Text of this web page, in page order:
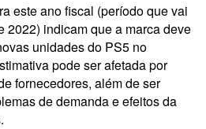
este ano fiscal (período que vai
2022) indicam que a marca deve
unidades do PS5 no
pode ser afetada por
fornecedores, além de ser
de demanda e efeitos da